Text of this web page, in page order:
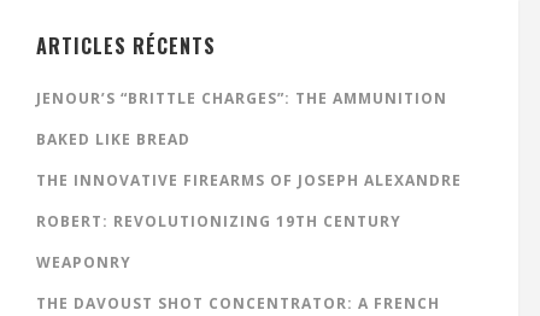
ARTICLES RÉCENTS
JENOUR’S “BRITTLE CHARGES”: THE AMMUNITION
BAKED LIKE BREAD
THE INNOVATIVE FIREARMS OF JOSEPH ALEXANDRE
ROBERT: REVOLUTIONIZING 19TH CENTURY
WEAPONRY
THE DAVOUST SHOT CONCENTRATOR: A FRENCH